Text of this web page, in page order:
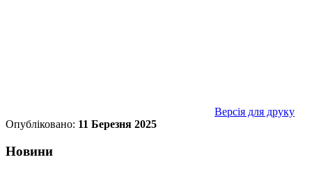
Версія для друку
Опубліковано: 11 Березня 2025
Новини